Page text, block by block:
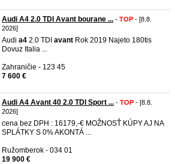
Audi A4 2.0 TDI Avant bourane ... - TOP - [8.8.
2026]
Audi a4 2.0 TDI avant Rok 2019 Najeto 180tis
Dovuz Italia ...
Zahraničie - 123 45
7 600 €
Audi A4 Avant 40 2.0 TDI Sport ... - TOP - [8.8.
2026]
cena bez DPH : 16179,-€ MOŽNOSŤ KÚPY AJ NA
SPLÁTKY S 0% AKONTÁ ...
Ružomberok - 034 01
19 900 €